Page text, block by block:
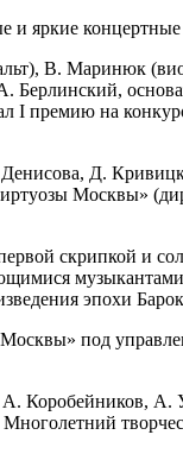
яркие
В. Маринюк
I премию на
Д.
Москвы»
скрипкой и
эпохи
под
Коробейников,